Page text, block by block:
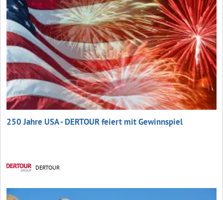
250 Jahre USA - DERTOUR feiert mit Gewinnspiel
DERTOUR